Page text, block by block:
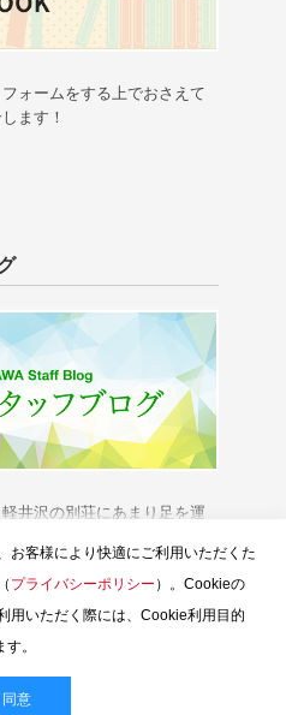
ォームをする上でおさえて
ます！
井沢の別荘にあまり足を運
屋ホームトピア
お客様により快適にご利用いただくた
プライバシーポリシー ）。Cookieの
用いただく際には、Cookie利用目的
。
同意